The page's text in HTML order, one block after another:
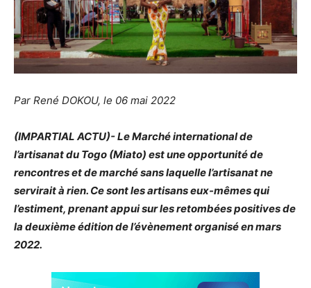
Par René DOKOU, le 06 mai 2022
(IMPARTIAL ACTU)- Le Marché international de
l’artisanat du Togo (Miato) est une opportunité de
rencontres et de marché sans laquelle l’artisanat ne
servirait à rien. Ce sont les artisans eux-mêmes qui
l’estiment, prenant appui sur les retombées positives de
la deuxième édition de l’évènement organisé en mars
2022.